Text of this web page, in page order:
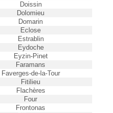
Doissin
Dolomieu
Domarin
Eclose
Estrablin
Eydoche
Eyzin-Pinet
Faramans
Faverges-de-la-Tour
Fitilieu
Flachères
Four
Frontonas